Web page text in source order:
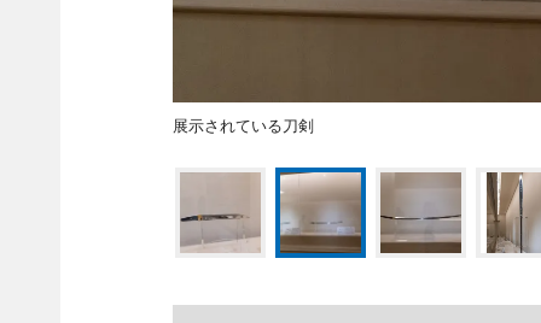
展示されている刀剣